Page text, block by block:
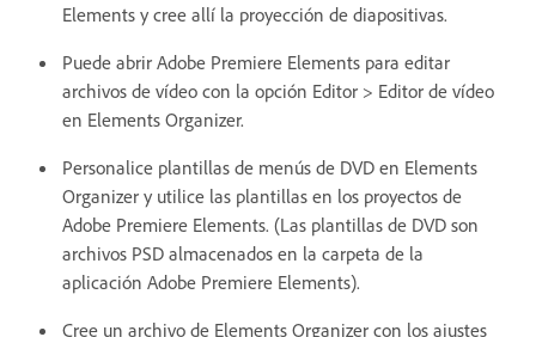
Elements y cree allí la proyección de diapositivas.
Puede abrir Adobe Premiere Elements para editar
archivos de vídeo con la opción Editor > Editor de vídeo
en Elements Organizer.
Personalice plantillas de menús de DVD en Elements
Organizer y utilice las plantillas en los proyectos de
Adobe Premiere Elements. (Las plantillas de DVD son
archivos PSD almacenados en la carpeta de la
aplicación Adobe Premiere Elements).
Cree un archivo de Elements Organizer con los ajustes